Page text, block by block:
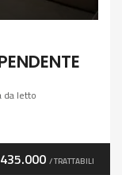
da letto
/ TRATTABILI